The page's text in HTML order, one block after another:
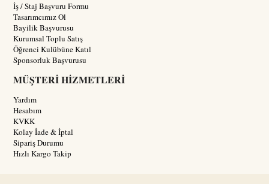
İş / Staj Başvuru Formu
Tasarımcımız Ol
Bayilik Başvurusu
Kurumsal Toplu Satış
Öğrenci Kulübüne Katıl
Sponsorluk Başvurusu
MÜŞTERİ HİZMETLERİ
Yardım
Hesabım
KVKK
Kolay İade & İptal
Sipariş Durumu
Hızlı Kargo Takip